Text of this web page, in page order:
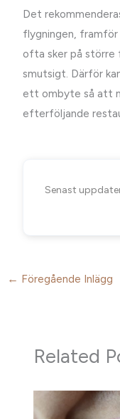
Det
flygningen,
ofta sker på större
smutsigt. Därför
ett ombyte så att
efterföljande
Senast
← Föregående Inlägg
Related